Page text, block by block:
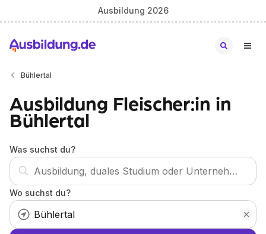
Ausbildung 2026
Bühlertal
Ausbildung Fleischer:in in
Bühlertal
Was suchst du?
Wo suchst du?